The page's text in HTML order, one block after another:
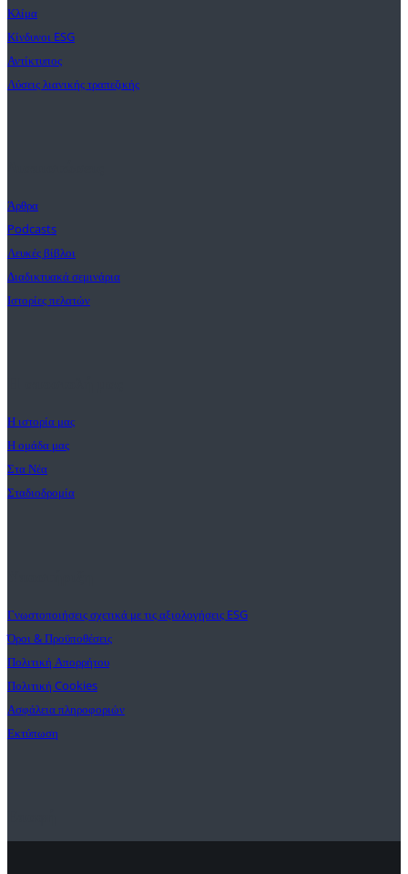
Κλίμα
Κίνδυνοι ESG
Αντίκτυπος
Λύσεις λιανικής τραπεζικής
Άρθρα
Podcasts
Λευκές βίβλοι
Διαδικτυακά σεμινάρια
Ιστορίες πελατών
Η ιστορία μας
Η ομάδα μας
Στα Νέα
Σταδιοδρομία
Γνωστοποιήσεις σχετικά με τις αξιολογήσεις ESG
Όροι & Προϋποθέσεις
Πολιτική Απορρήτου
Πολιτική Cookies
Ασφάλεια πληροφοριών
Εκτύπωση